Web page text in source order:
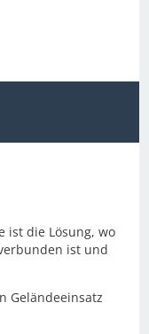
ist die Lösung, wo
ist und
Geländeeinsatz